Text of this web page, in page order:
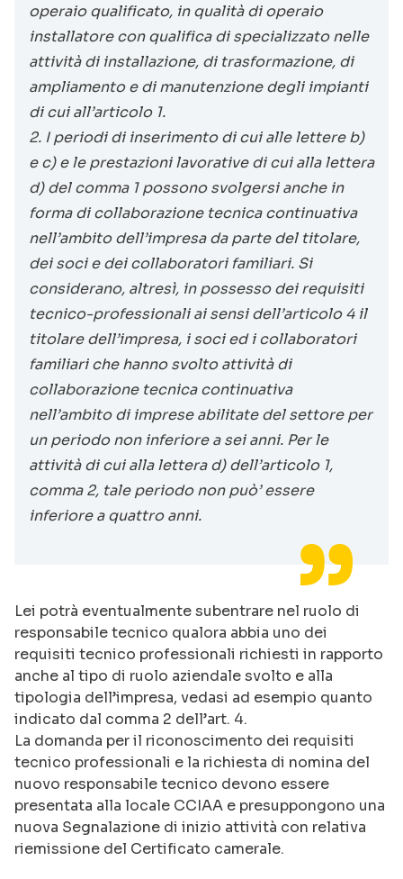
operaio qualificato, in qualità di operaio
installatore con qualifica di specializzato nelle
attività di installazione, di trasformazione, di
ampliamento e di manutenzione degli impianti
di cui all’articolo 1.
2. I periodi di inserimento di cui alle lettere b)
e c) e le prestazioni lavorative di cui alla lettera
d) del comma 1 possono svolgersi anche in
forma di collaborazione tecnica continuativa
nell’ambito dell’impresa da parte del titolare,
dei soci e dei collaboratori familiari. Si
considerano, altresì, in possesso dei requisiti
tecnico-professionali ai sensi dell’articolo 4 il
titolare dell’impresa, i soci ed i collaboratori
familiari che hanno svolto attività di
collaborazione tecnica continuativa
nell’ambito di imprese abilitate del settore per
un periodo non inferiore a sei anni. Per le
attività di cui alla lettera d) dell’articolo 1,
comma 2, tale periodo non può’ essere
inferiore a quattro anni.
Lei potrà eventualmente subentrare nel ruolo di
responsabile tecnico qualora abbia uno dei
requisiti tecnico professionali richiesti in rapporto
anche al tipo di ruolo aziendale svolto e alla
tipologia dell’impresa, vedasi ad esempio quanto
indicato dal comma 2 dell’art. 4.
La domanda per il riconoscimento dei requisiti
tecnico professionali e la richiesta di nomina del
nuovo responsabile tecnico devono essere
presentata alla locale CCIAA e presuppongono una
nuova Segnalazione di inizio attività con relativa
riemissione del Certificato camerale.